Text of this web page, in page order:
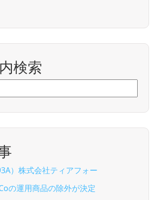
検索
）株式会社ティアフォー
の運用商品の除外が決定